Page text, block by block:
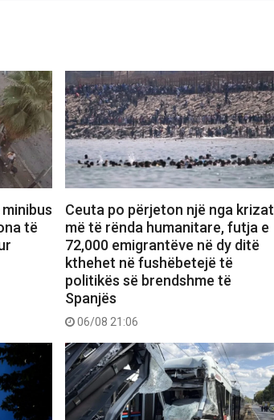
të
Ceuta po përjeton një nga krizat
më të rënda humanitare, futja e
72,000 emigrantëve në dy ditë
kthehet në fushëbetejë të
politikës së brendshme të
Spanjës
06/08 21:06